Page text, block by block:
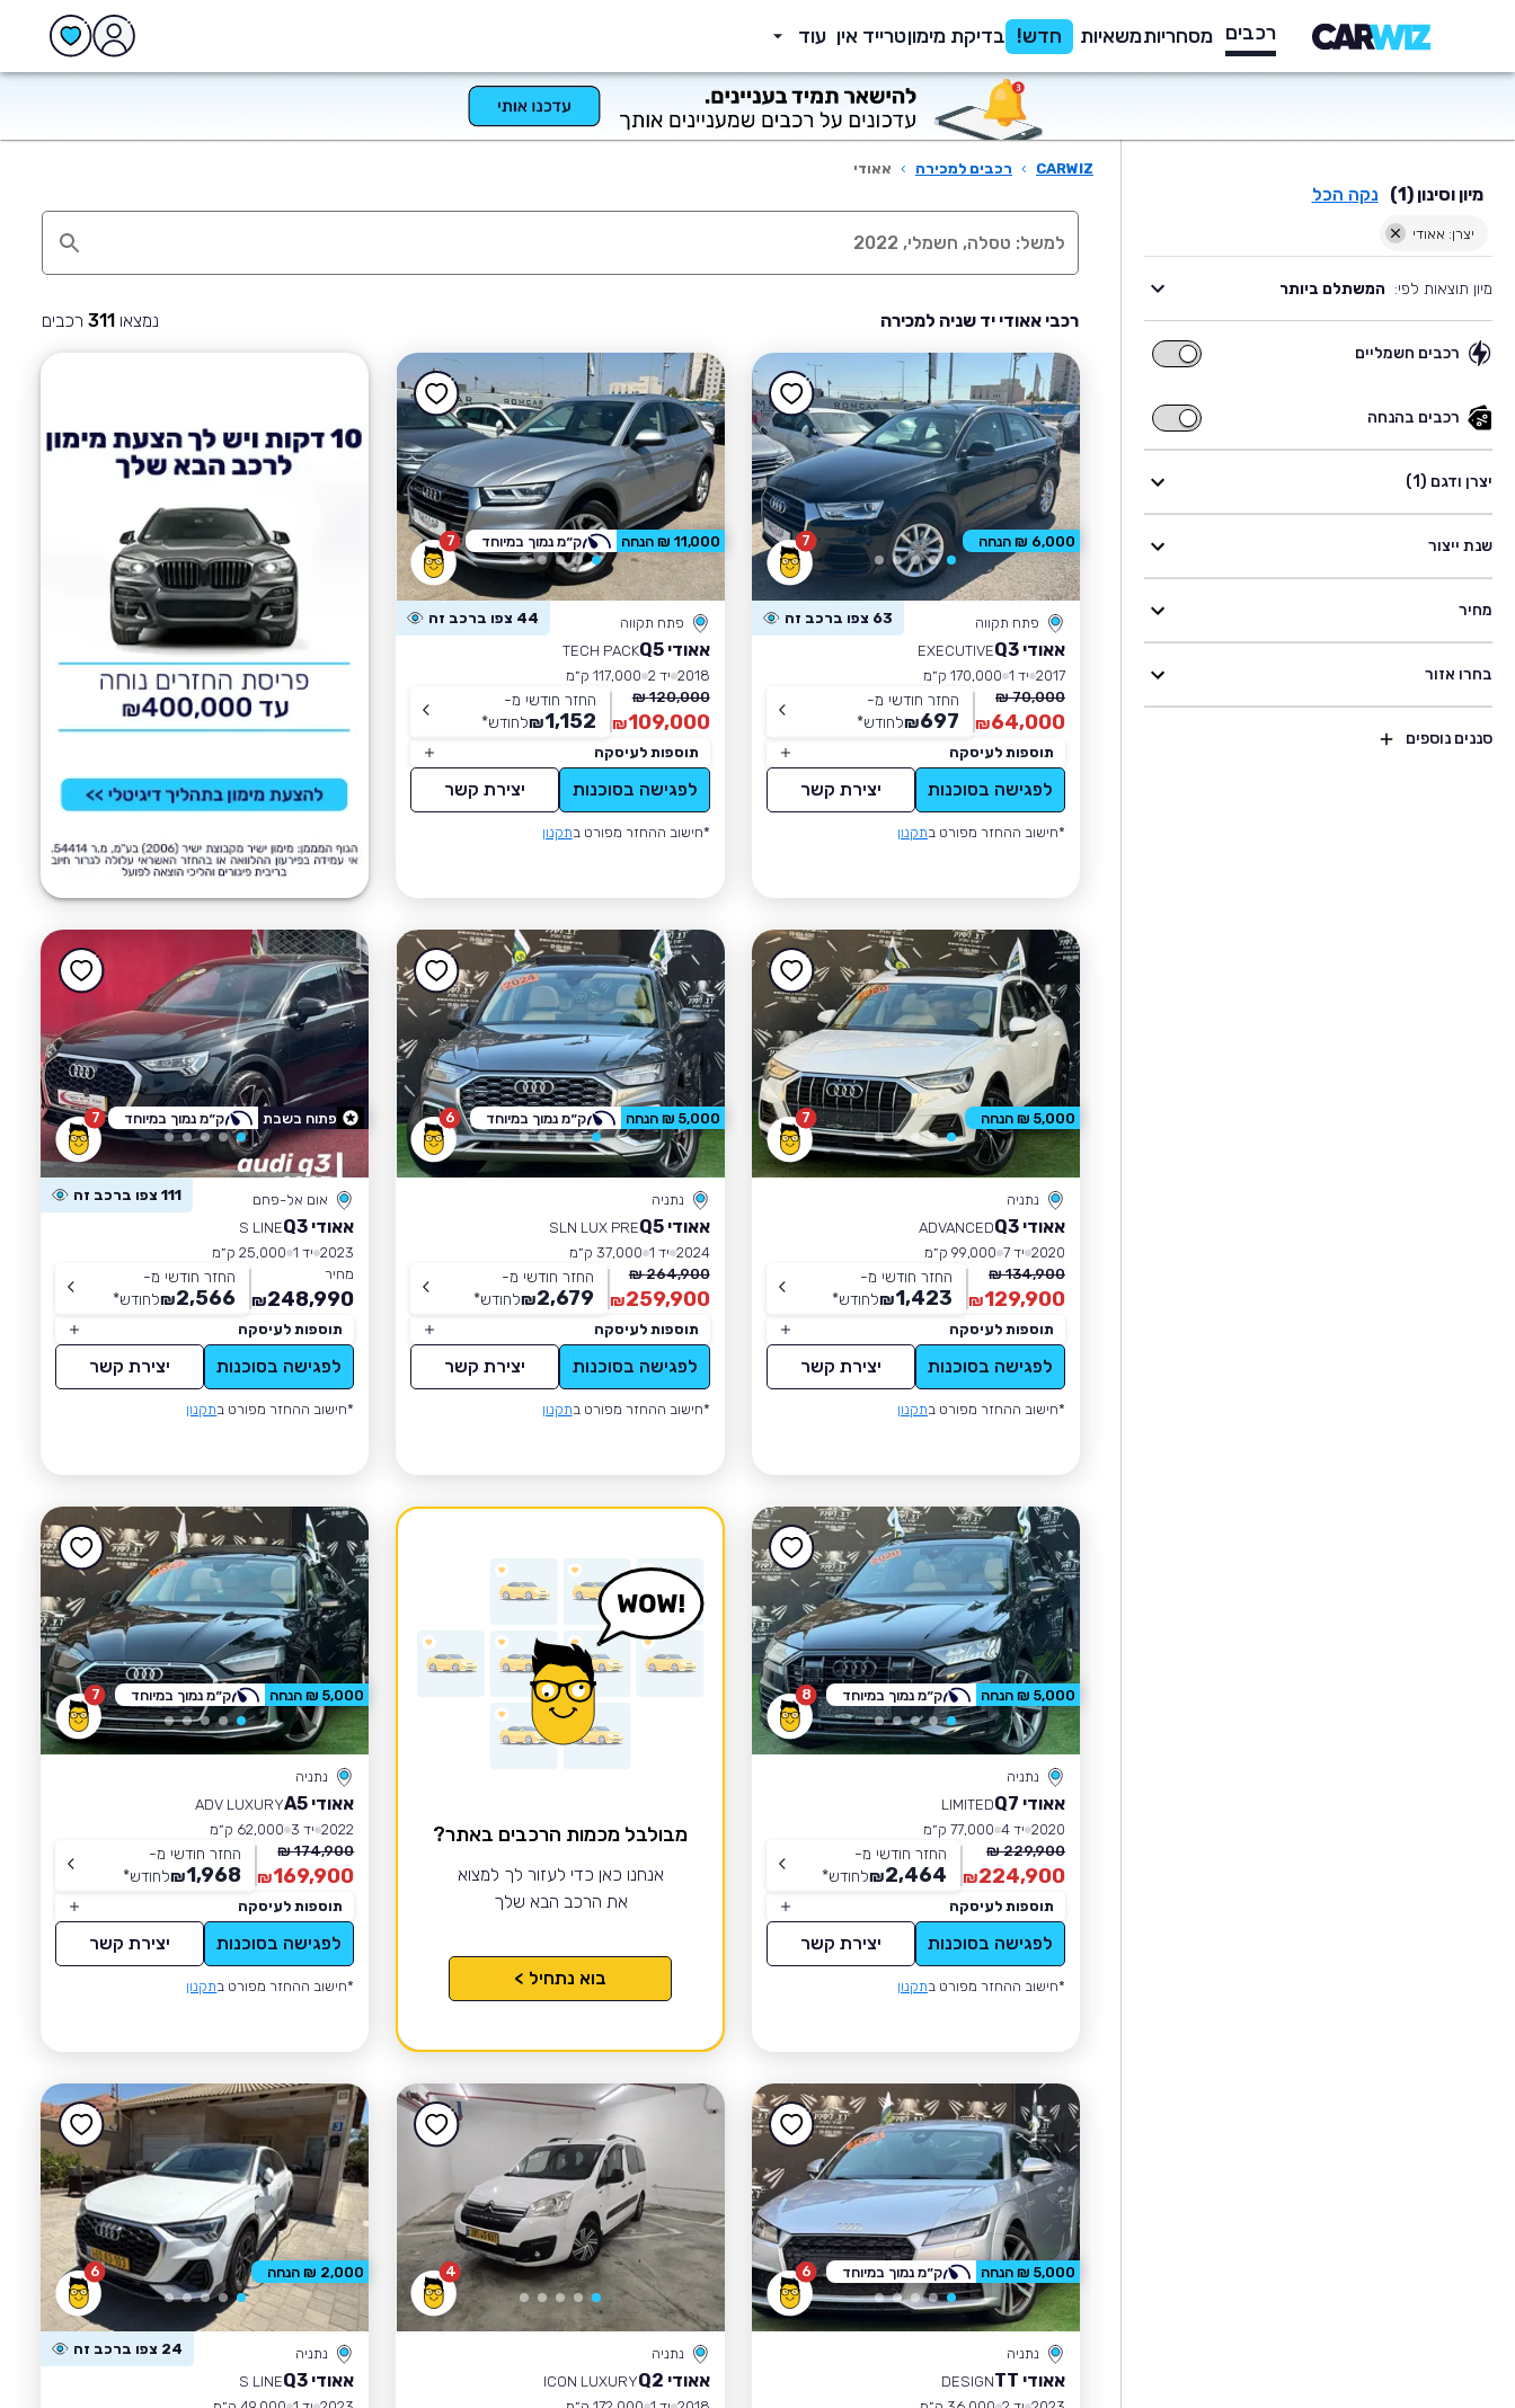
רכבים מסחריותמשאיות חדש! בדיקת מימוןטרייד אין עוד
מיון וסינון (1) נקה הכל
יצרן: אאודי
מיון תוצאות לפי: המשתלם ביותר
רכבים חשמליים
רכבים
רכבים בהנחה
רכבים
בהנחה
יצרן ודגם (1)
שנת ייצור
מחיר
בחרו אזור
סננים נוספים
CARWIZ
› רכבים למכירה › אאודי
רכבי אאודי יד שניה למכירה נמצאו 311 רכבים
7
פתח תקווה 63 צפו ברכב זה
אאודי Q3
EXECUTIVE
2017 יד 1
170,000 ק״מ
70,000 ₪
64,000
₪
החזר חודשי מ-
697
₪לחודש*
תוספות לעיסקה
לפגישה בסוכנות יצירת קשר
*חישוב ההחזר מפורט בתקנון
6,000 ₪ הנחה 7
פתח תקווה 44 צפו ברכב זה
אאודי Q5
TECH PACK
2018 יד 2
117,000 ק״מ
120,000 ₪
109,000
₪
החזר חודשי מ-
1,152
₪לחודש*
תוספות לעיסקה
לפגישה בסוכנות יצירת קשר
*חישוב ההחזר מפורט בתקנון
11,000 ₪ הנחה ק״מ נמוך במיוחד
7
נתניה
אאודי Q3
ADVANCED
2020 יד 7
99,000 ק״מ
134,900 ₪
129,900
₪
החזר חודשי מ-
1,423
₪לחודש*
תוספות לעיסקה
לפגישה בסוכנות יצירת קשר
*חישוב ההחזר מפורט בתקנון
5,000 ₪ הנחה 6
נתניה
אאודי Q5
SLN LUX PRE
2024 יד 1
37,000 ק״מ
264,900 ₪
259,900
₪
החזר חודשי מ-
2,679
₪לחודש*
תוספות לעיסקה
לפגישה בסוכנות יצירת קשר
*חישוב ההחזר מפורט בתקנון
5,000 ₪ הנחה ק״מ נמוך במיוחד 7
אום אל-פחם 111 צפו ברכב זה
אאודי Q3
S LINE
2023 יד 1
25,000 ק״מ
מחיר
248,990
₪
החזר חודשי מ-
2,566
₪לחודש*
תוספות לעיסקה
לפגישה בסוכנות יצירת קשר
*חישוב ההחזר מפורט בתקנון
פתוח בשבת ק״מ נמוך במיוחד
8
נתניה
אאודי Q7
LIMITED
2020 יד 4
77,000 ק״מ
229,900 ₪
224,900
₪
החזר חודשי מ-
2,464
₪לחודש*
תוספות לעיסקה
לפגישה בסוכנות יצירת קשר
*חישוב ההחזר מפורט בתקנון
5,000 ₪ הנחה ק״מ נמוך במיוחד
מבולבל מכמות הרכבים באתר?
אנחנו כאן כדי לעזור לך למצוא
את הרכב הבא שלך
בוא נתחיל >
7
נתניה
אאודי A5
ADV LUXURY
2022 יד 3
62,000 ק״מ
174,900 ₪
169,900
₪
החזר חודשי מ-
1,968
₪לחודש*
תוספות לעיסקה
לפגישה בסוכנות יצירת קשר
*חישוב ההחזר מפורט בתקנון
5,000 ₪ הנחה ק״מ נמוך במיוחד
6
נתניה
אאודי TT
DESIGN
5,000 ₪ הנחה ק״מ נמוך במיוחד 4
נתניה
אאודי Q2
ICON LUXURY
6
נתניה 24 צפו ברכב זה
אאודי Q3
S LINE
2,000 ₪ הנחה